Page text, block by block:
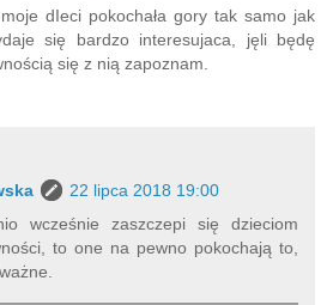
dIeci pokochała gory tak samo jak
się bardzo interesujaca, jęli będę
się z nią zapoznam.
22 lipca 2018 19:00
wcześnie zaszczepi się dzieciom
to one na pewno pokochają to,